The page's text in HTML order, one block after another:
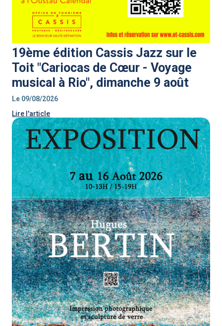
19ème édition Cassis Jazz sur le
Toit "Cariocas de Cœur - Voyage
musical à Rio", dimanche 9 août
Le 09/08/2026
Lire l'article